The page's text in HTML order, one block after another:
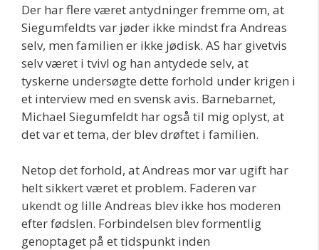
Der har flere været antydninger fremme om, at
Siegumfeldts var jøder ikke mindst fra Andreas
selv, men familien er ikke jødisk. AS har givetvis
selv været i tvivl og han antydede selv, at
tyskerne undersøgte dette forhold under krigen i
et interview med en svensk avis. Barnebarnet,
Michael Siegumfeldt har også til mig oplyst, at
det var et tema, der blev drøftet i familien.
Netop det forhold, at Andreas mor var ugift har
helt sikkert været et problem. Faderen var
ukendt og lille Andreas blev ikke hos moderen
efter fødslen. Forbindelsen blev formentlig
genoptaget på et tidspunkt inden